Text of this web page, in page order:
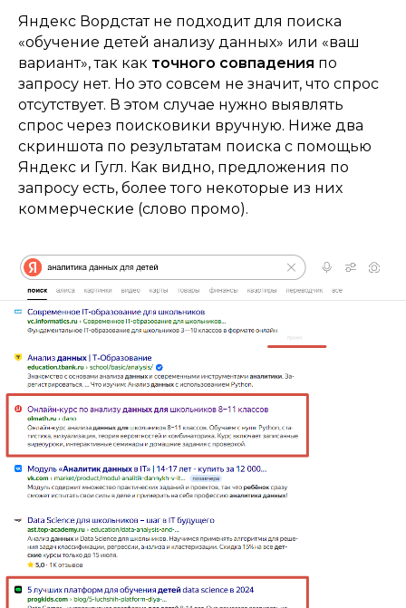
Яндекс Вордстат не подходит для поиска
«обучение детей анализу данных» или «ваш
вариант», так как точного совпадения по
запросу нет. Но это совсем не значит, что спрос
отсутствует. В этом случае нужно выявлять
спрос через поисковики вручную. Ниже два
скриншота по результатам поиска с помощью
Яндекс и Гугл. Как видно, предложения по
запросу есть, более того некоторые из них
коммерческие (слово промо).